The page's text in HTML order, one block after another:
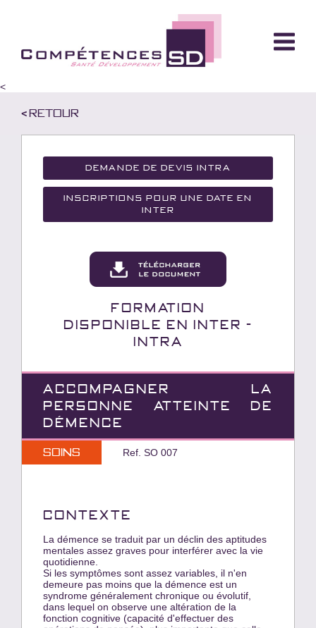
<
< Retour
Demande de devis Intra
Inscriptions pour une date en
inter
Formation
Disponible en INTER -
INTRA
ACCOMPAGNER LA
PERSONNE ATTEINTE DE
DÉMENCE
Soins Ref. SO 007
CONTEXTE
La démence se traduit par un déclin des aptitudes
mentales assez graves pour interférer avec la vie
quotidienne.
Si les symptômes sont assez variables, il n'en
demeure pas moins que la démence est un
syndrome généralement chronique ou évolutif,
dans lequel on observe une altération de la
fonction cognitive (capacité d'effectuer des